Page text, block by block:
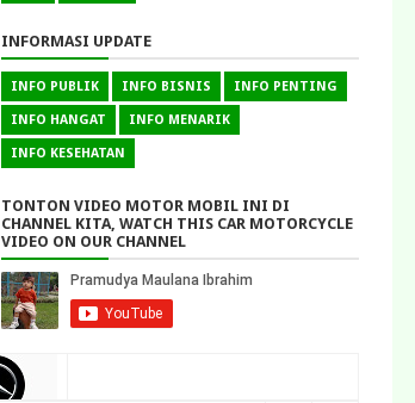
INFORMASI UPDATE
INFO PUBLIK INFO BISNIS INFO PENTING
INFO HANGAT INFO MENARIK
INFO KESEHATAN
TONTON VIDEO MOTOR MOBIL INI DI
CHANNEL KITA, WATCH THIS CAR MOTORCYCLE
VIDEO ON OUR CHANNEL